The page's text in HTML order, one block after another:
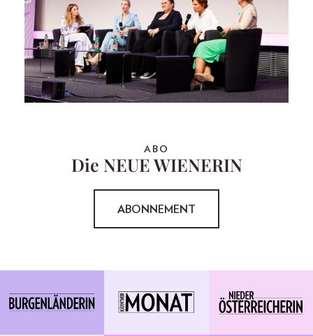
ABO
Die NEUE WIENERIN
ABONNEMENT